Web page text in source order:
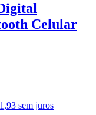
Celular
sem juros